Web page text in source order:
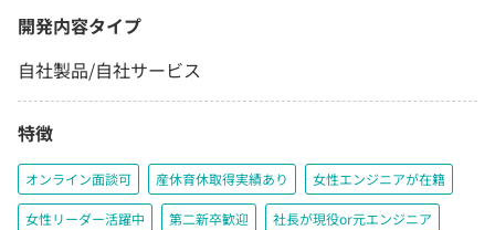
開発内容タイプ
自社製品/自社サービス
特徴
オンライン面談可 産休育休取得実績あり 女性エンジニアが在籍
女性リーダー活躍中 第二新卒歓迎 社長が現役or元エンジニア